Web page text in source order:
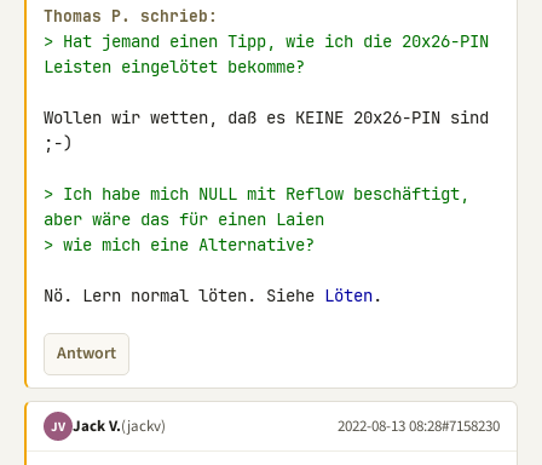
Thomas P. schrieb:
> Hat jemand einen Tipp, wie ich die 20x26-PIN
Leisten eingelötet bekomme?
Wollen wir wetten, daß es KEINE 20x26-PIN sind
;-)
> Ich habe mich NULL mit Reflow beschäftigt,
aber wäre das für einen Laien
> wie mich eine Alternative?
Nö. Lern normal löten. Siehe Löten.
Antwort
JV Jack V.(jackv) 2022-08-13 08:28#7158230